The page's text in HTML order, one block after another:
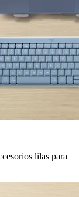
lilas para